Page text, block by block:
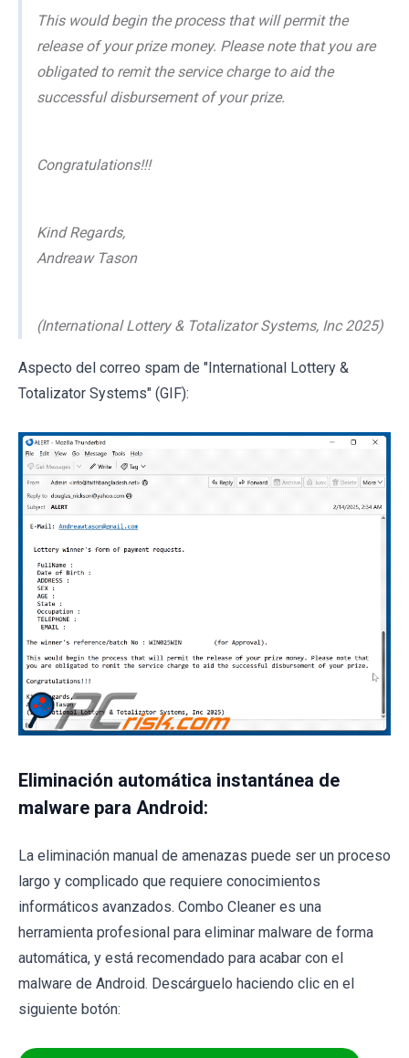
This would begin the process that will permit the
release of your prize money. Please note that you are
obligated to remit the service charge to aid the
successful disbursement of your prize.
Congratulations!!!
Kind Regards,
Andreaw Tason
(International Lottery & Totalizator Systems, Inc 2025)
Aspecto del correo spam de "International Lottery &
Totalizator Systems" (GIF):
Eliminación automática instantánea de
malware para Android:
La eliminación manual de amenazas puede ser un proceso
largo y complicado que requiere conocimientos
informáticos avanzados. Combo Cleaner es una
herramienta profesional para eliminar malware de forma
automática, y está recomendado para acabar con el
malware de Android. Descárguelo haciendo clic en el
siguiente botón: